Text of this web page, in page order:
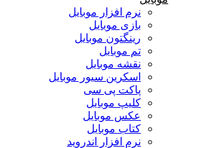
نرم افزار موبایل
بازی موبایل
رینگتون موبایل
تم موبایل
نقشه موبایل
اسکرین سیور موبایل
پاکت پی سی
کلیپ موبایل
عکس موبایل
کتاب موبایل
نرم افزار اندروید